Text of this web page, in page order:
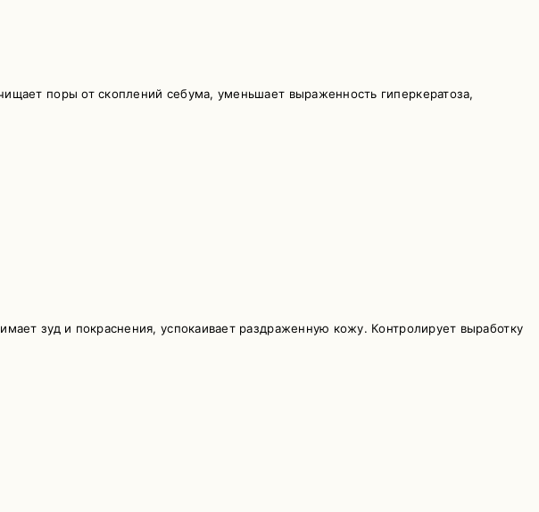
поры от скоплений себума, уменьшает выраженность гиперкератоза,
зуд и покраснения, успокаивает раздраженную кожу. Контролирует выработку